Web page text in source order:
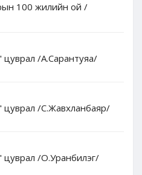
100 жилийн ой /
/А.Сарантуяа/
цуврал /С.Жавхланбаяр/
цуврал /О.Уранбилэг/